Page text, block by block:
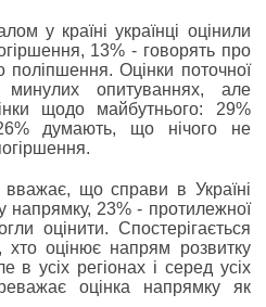
у країні українці оцінили
13% - говорять про
поліпшення. Оцінки поточної
опитуваннях, але
щодо майбутнього: 29%
думають, що нічого не
що справи в Україні
напрямку, 23% - протилежної
оцінити. Спостерігається
хто оцінює напрям розвитку
в усіх регіонах і серед усіх
оцінка напрямку як